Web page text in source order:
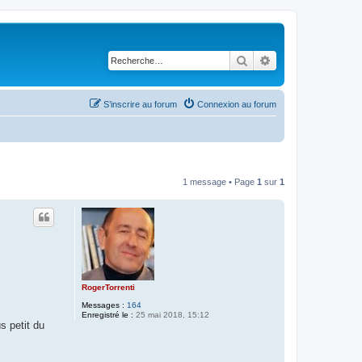
Rechercher
Connexion au forum
S’inscrire au forum
1 message • Page 1 sur 1
RogerTorrenti
Messages : 164
Enregistré le : 25 mai 2018, 15:12
petit du